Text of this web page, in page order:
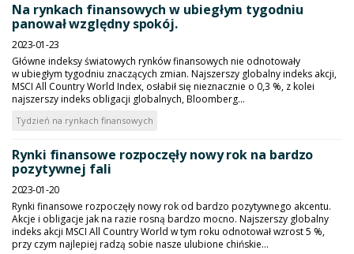
Na rynkach finansowych w ubiegłym tygodniu
panował względny spokój.
2023-01-23
Główne indeksy światowych rynków finansowych nie odnotowały
w ubiegłym tygodniu znaczących zmian. Najszerszy globalny indeks akcji,
MSCI All Country World Index, osłabił się nieznacznie o 0,3 %, z kolei
najszerszy indeks obligacji globalnych, Bloomberg...
Tydzień na rynkach finansowych
Rynki finansowe rozpoczęły nowy rok na bardzo
pozytywnej fali
2023-01-20
Rynki finansowe rozpoczęły nowy rok od bardzo pozytywnego akcentu.
Akcje i obligacje jak na razie rosną bardzo mocno. Najszerszy globalny
indeks akcji MSCI All Country World w tym roku odnotował wzrost 5 %,
przy czym najlepiej radzą sobie nasze ulubione chińskie...